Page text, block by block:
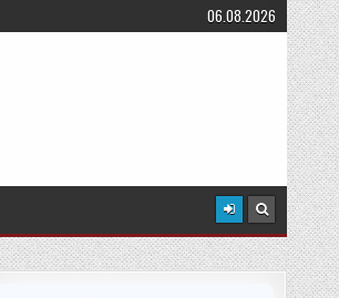
06.08.2026